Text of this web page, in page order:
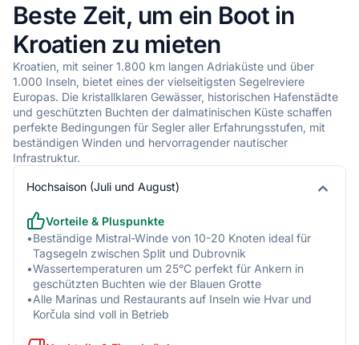
moderate, berechenbare Winde mit durchschnittlich 3-4
Beaufort
•Im Gebiet um Dubrovnik herrschen meist milde
Windverhältnisse mit 2-3 Beaufort
Seegang
•Der adriatische Seegang bei einem Kroatien-Charter ist eine
Funktion des vorherrschenden Windes: ruhig bis moderat
zwischen den Inseln (0,5 bis 1,5 m) bei normalen
dalmatische und istrische Küste haben viele kurze,
Die Adria vor Kroatien ist generell ruhig mit Wellenhöhen von
0,5-1,5m
Bei Bora können sich im Velebit-Kanal kurze, steile Wellen von
bis zu 2,5m aufbauen
Die geschützten Gewässer zwischen den Inseln bleiben auch
bei stärkerem Wind meist moderat
Im offenen Meer zwischen den dalmatinischen Inseln kann der
Beste Zeit, um ein Boot in
Kroatien zu mieten
Kroatien, mit seiner 1.800 km langen Adriaküste und über
1.000 Inseln, bietet eines der vielseitigsten Segelreviere
Europas. Die kristallklaren Gewässer, historischen Hafenstädte
und geschützten Buchten der dalmatinischen Küste schaffen
perfekte Bedingungen für Segler aller Erfahrungsstufen, mit
beständigen Winden und hervorragender nautischer
Infrastruktur.
Hochsaison (Juli und August)
Vorteile & Pluspunkte
•Beständige Mistral-Winde von 10-20 Knoten ideal für
Tagsegeln zwischen Split und Dubrovnik
•Wassertemperaturen um 25°C perfekt für Ankern in
geschützten Buchten wie der Blauen Grotte
•Alle Marinas und Restaurants auf Inseln wie Hvar und
Korčula sind voll in Betrieb